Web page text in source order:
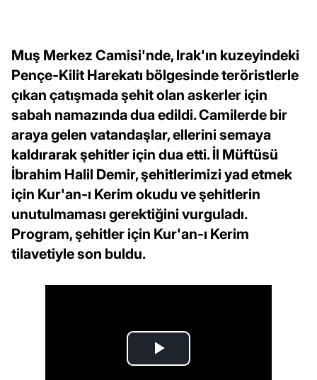
Muş Merkez Camisi'nde, Irak'ın kuzeyindeki
Pençe-Kilit Harekatı bölgesinde teröristlerle
çıkan çatışmada şehit olan askerler için
sabah namazında dua edildi. Camilerde bir
araya gelen vatandaşlar, ellerini semaya
kaldırarak şehitler için dua etti. İl Müftüsü
İbrahim Halil Demir, şehitlerimizi yad etmek
için Kur'an-ı Kerim okudu ve şehitlerin
unutulmaması gerektiğini vurguladı.
Program, şehitler için Kur'an-ı Kerim
tilavetiyle son buldu.